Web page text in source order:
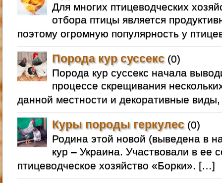
Для многих птицеводческих
отбора птицы является
поэтому огромную популярность у
Порода кур суссекс(0)
Порода кур суссекс начала
процессе скрещивания
данной местности и декоративные
Куры породы геркулес(0)
Родина этой новой (выведена в
кур – Украина. Участвовали в ее
птицеводческое хозяйство «Борки». […]